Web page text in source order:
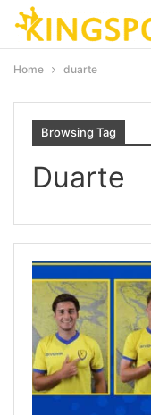
Home duarte
Browsing Tag
Duarte